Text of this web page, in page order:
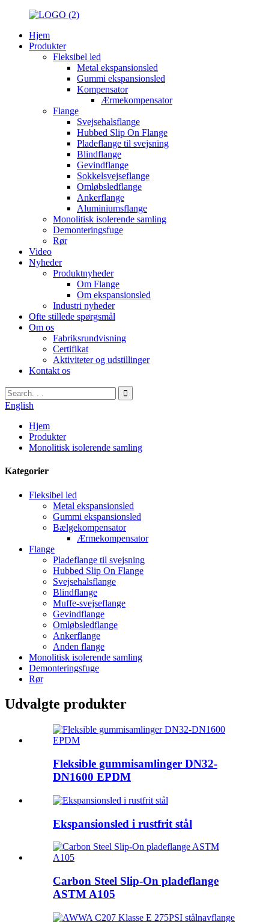
Hjem
Produkter
Fleksibel led
Metal ekspansionsled
Gummi ekspansionsled
Kompensator
Ærmekompensator
Flange
Svejsehalsflange
Hubbed Slip On Flange
Pladeflange til svejsning
Blindflange
Gevindflange
Sokkelsvejseflange
Omløbsledflange
Ankerflange
Aluminiumsflange
Monolitisk isolerende samling
Demonteringsfuge
Rør
Video
Nyheder
Produktnyheder
Om Flange
Om ekspansionsled
Industri nyheder
Ofte stillede spørgsmål
Om os
Fabriksrundvisning
Certifikat
Aktiviteter og udstillinger
Kontakt os
English
Hjem
Produkter
Monolitisk isolerende samling
Kategorier
Fleksibel led
Metal ekspansionsled
Gummi ekspansionsled
Bælgekompensator
Ærmekompensator
Flange
Pladeflange til svejsning
Hubbed Slip On Flange
Svejsehalsflange
Blindflange
Muffe-svejseflange
Gevindflange
Omløbsledflange
Ankerflange
Anden flange
Monolitisk isolerende samling
Demonteringsfuge
Rør
Udvalgte produkter
Fleksible gummisamlinger DN32-
DN1600 EPDM
Ekspansionsled i rustfrit stål
Carbon Steel Slip-On pladeflange
ASTM A105